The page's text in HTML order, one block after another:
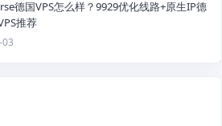
德国VPS怎么样？9929优化线路+原生IP德
推荐